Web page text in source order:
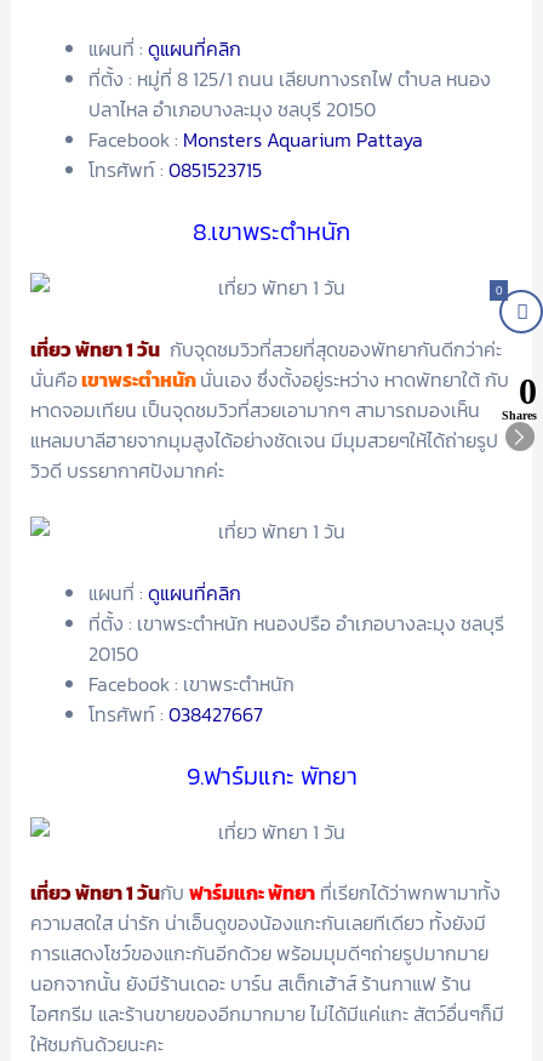
แผนที่ : ดูแผนที่คลิก
ที่ตั้ง : หมู่ที่ 8 125/1 ถนน เลียบทางรถไฟ ตำบล หนอง
ปลาไหล อำเภอบางละมุง ชลบุรี 20150
Facebook : Monsters Aquarium Pattaya
โทรศัพท์ : 0851523715
8.เขาพระตำหนัก
เที่ยว พัทยา 1 วัน กับจุดชมวิวที่สวยที่สุดของพัทยากันดีกว่าค่ะ
นั่นคือเขาพระตำหนักนั่นเอง ซึ่งตั้งอยู่ระหว่าง หาดพัทยาใต้ กับ
หาดจอมเทียน เป็นจุดชมวิวที่สวยเอามากๆ สามารถมองเห็น
แหลมบาลีฮายจากมุมสูงได้อย่างชัดเจน มีมุมสวยๆให้ได้ถ่ายรูป
วิวดี บรรยากาศปังมากค่ะ
แผนที่ : ดูแผนที่คลิก
ที่ตั้ง : เขาพระตำหนัก หนองปรือ อำเภอบางละมุง ชลบุรี
20150
Facebook : เขาพระตำหนัก
โทรศัพท์ : 038427667
9.ฟาร์มแกะ พัทยา
เที่ยว พัทยา 1 วันกับ ฟาร์มแกะ พัทยาที่เรียกได้ว่าพกพามาทั้ง
ความสดใส น่ารัก น่าเอ็นดูของน้องแกะกันเลยทีเดียว ทั้งยังมี
การแสดงโชว์ของแกะกันอีกด้วย พร้อมมุมดีๆถ่ายรูปมากมาย
นอกจากนั้น ยังมีร้านเดอะ บาร์น สเต็กเฮ้าส์ ร้านกาแฟ ร้าน
ไอศกรีม และร้านขายของอีกมากมาย ไม่ได้มีแค่แกะ สัตว์อื่นๆก็มี
ให้ชมกันด้วยนะคะ
0
0
Shares